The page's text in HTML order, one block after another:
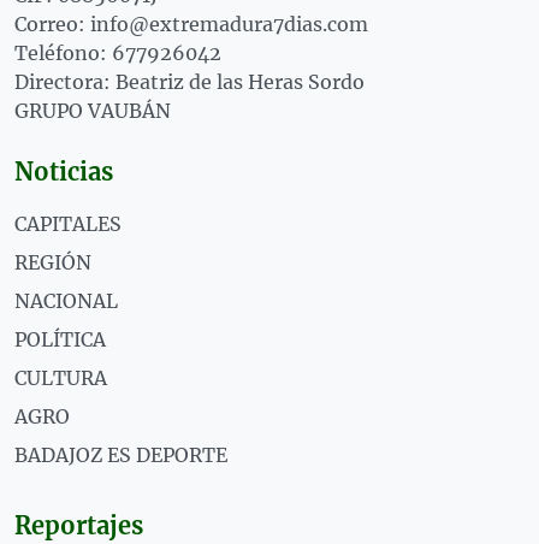
Correo: info@extremadura7dias.com
Teléfono: 677926042
Directora: Beatriz de las Heras Sordo
GRUPO VAUBÁN
Noticias
CAPITALES
REGIÓN
NACIONAL
POLÍTICA
CULTURA
AGRO
BADAJOZ ES DEPORTE
Reportajes